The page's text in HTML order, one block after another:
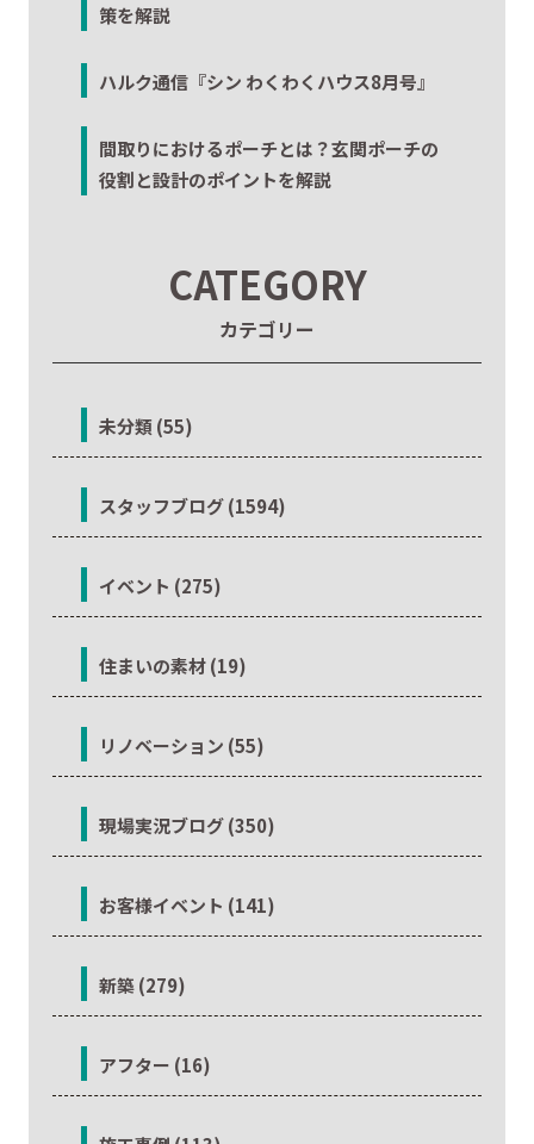
策を解説
ハルク通信『シン わくわくハウス8月号』
間取りにおけるポーチとは？玄関ポーチの
役割と設計のポイントを解説
CATEGORY
カテゴリー
未分類 (55)
スタッフブログ (1594)
イベント (275)
住まいの素材 (19)
リノベーション (55)
現場実況ブログ (350)
お客様イベント (141)
新築 (279)
アフター (16)